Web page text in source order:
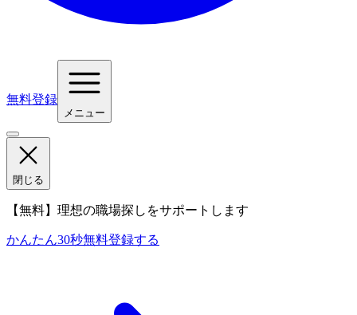
無料登録
メニュー
閉じる
【無料】理想の職場探しをサポートします
かんたん30秒無料登録する